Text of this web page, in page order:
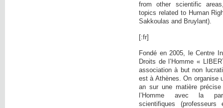
from other scientific
topics related to Human
Sakkoulas and Bruylant).
[:fr]
Fondé en 2005, le Centre
Droits de l’Homme «
association à but non
est à Athènes. On organise
an sur une matière
l’Homme avec la
scientifiques